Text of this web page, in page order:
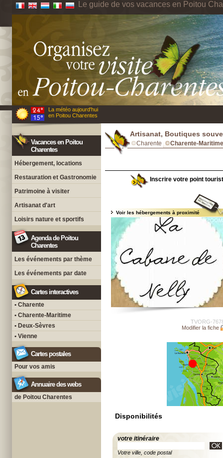
Le guide de vos vacances en Poitou
La météo aujourd'hui
en Poitou Charentes
Vacances en Poitou
Charentes
Hébergement, locations
Restauration et Gastronomie
Patrimoine à visiter
Artisanat d'art
Loisirs nature et sportifs
Agenda de Poitou
Charentes
Les événements par thème
Les événements par date
Cartes interactives
• Charente
• Charente-Maritime
• Deux-Sèvres
• Vienne
Cartes postales
Pour vos amis
Annuaire des webs
de Poitou Charentes
Artisanat, Boutiques
Charente Charente-Maritime
Inscrire votre point
Voir les hébergements à proximité
TVORG-
Modifier la fiche
Disponibilités
votre itinéraire
Votre ville, code postal